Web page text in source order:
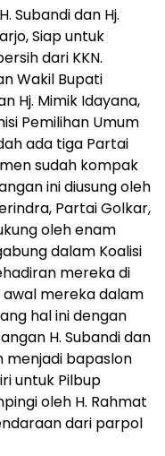
Subandi dan Hj.
Siap untuk
dari KKN.
Wakil Bupati
Hj. Mimik Idayana,
Pemilihan Umum
ada tiga Partai
sudah kompak
ini diusung oleh
Partai Golkar,
oleh enam
dalam Koalisi
mereka di
awal mereka dalam
hal ini dengan
H. Subandi dan
menjadi bapaslon
untuk Pilbup
oleh H. Rahmat
dari parpol